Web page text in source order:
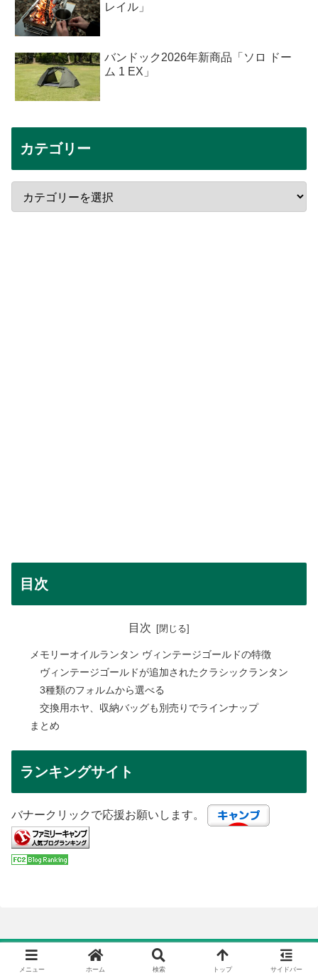
レイル」
バンドック2026年新商品「ソロ ドー
ム 1 EX」
カテゴリー
目次
目次
メモリーオイルランタン ヴィンテージゴールドの特徴
ヴィンテージゴールドが追加されたクラシックランタン
3種類のフォルムから選べる
交換用ホヤ、収納バッグも別売りでラインナップ
まとめ
ランキングサイト
バナークリックで応援お願いします。
カテゴリー
メニュー ホーム 検索 トップ サイドバー